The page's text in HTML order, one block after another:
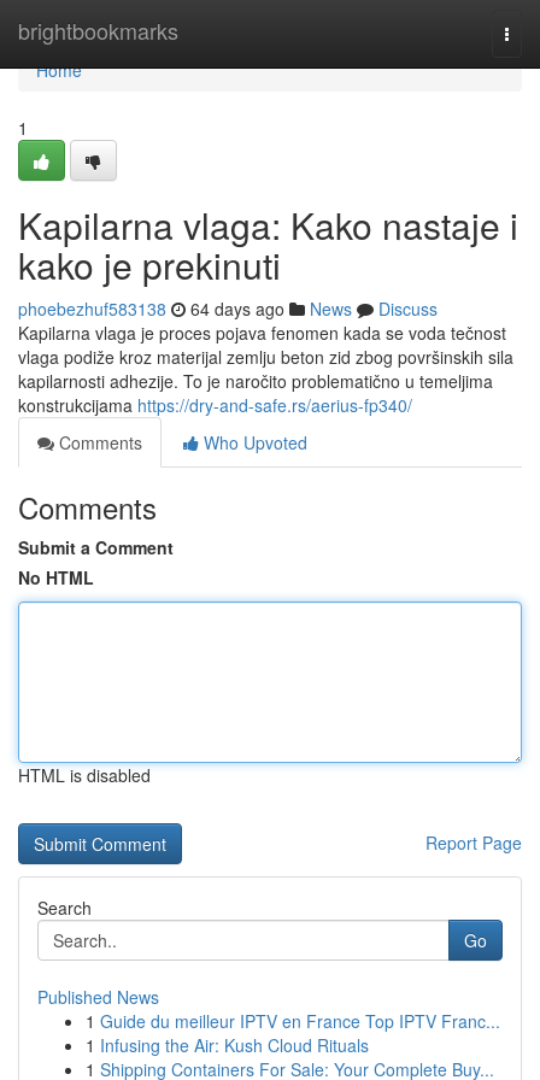
brightbookmarks
Home
Home
1
Kapilarna vlaga: Kako nastaje i
kako je prekinuti
phoebezhuf583138 64 days ago News
Discuss
Kapilarna vlaga je proces pojava fenomen kada se voda tečnost
vlaga podiže kroz materijal zemlju beton zid zbog površinskih sila
kapilarnosti adhezije. To je naročito problematično u temeljima
konstrukcijama https://dry-and-safe.rs/aerius-fp340/
Comments
Who Upvoted
Comments
Submit a Comment
No HTML
HTML is disabled
Report Page
Search
Go
Published News
1 Guide du meilleur IPTV en France Top IPTV Franc...
1 Infusing the Air: Kush Cloud Rituals
1 Shipping Containers For Sale: Your Complete Buy...